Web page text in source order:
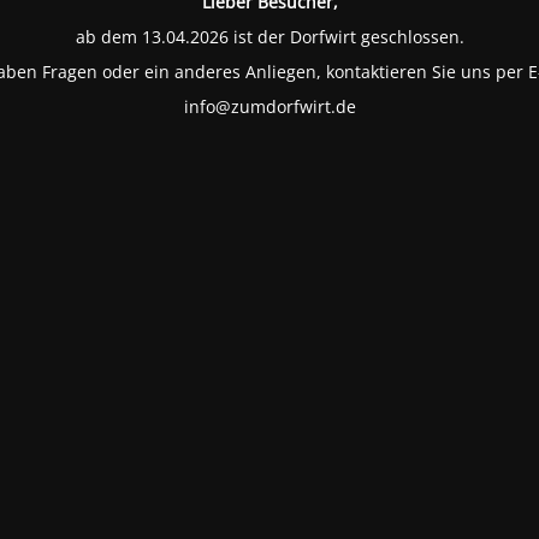
ab dem 13.04.2026 ist der Dorfwirt geschlossen.
Fragen oder ein anderes Anliegen, kontaktieren Sie uns per
info@zumdorfwirt.de